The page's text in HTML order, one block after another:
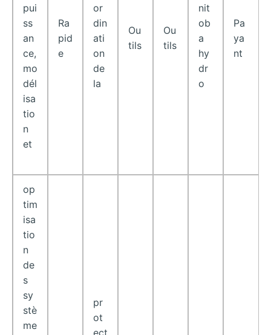
pui
ss
an
ce,
mo
dél
isa
tio
n
et
Ra
pid
e
or
din
ati
on
de
la
Ou
tils
Ou
tils
nit
ob
a
hy
dr
o
Pa
ya
nt
op
tim
isa
tio
n
de
s
sy
stè
me
pr
ot
ect